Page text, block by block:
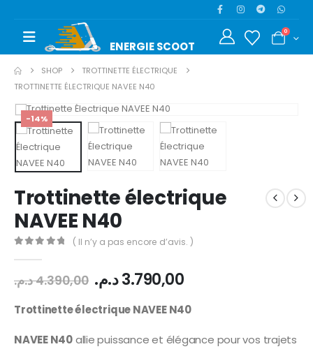
ENERGIE SCOOT​
0
SHOP
TROTTINETTE ÉLECTRIQUE
TROTTINETTE ÉLECTRIQUE NAVEE N40
-14%
Trottinette électrique
NAVEE N40
( Il n’y a pas encore d’avis. )
4.390,00د.م. 3.790,00د.م.
Trottinette électrique NAVEE N40
NAVEE N40allie puissance et élégance pour vos trajets